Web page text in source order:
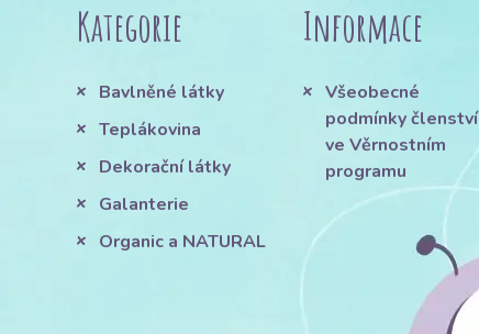
Kategorie
Bavlněné látky
Teplákovina
Dekorační látky
Galanterie
Organic a NATURAL
Informace
Všeobecné
podmínky členství
ve Věrnostním
programu